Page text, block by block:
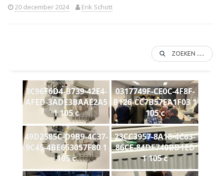
20 december 2024 Erik Schott
ZOEKEN .....
3C96F6D4-B739-42E4-
AFED-3ADE3BAAE2A5
1 105 c
0317749F-CE0C-4F8F-
B126-CC7B57EA1F03 1
105 c
49D2585C-D9B9-4C37-
9C45-4BE653057F80 1
105 c
23CC3957-8A18-4C63-
86CE-84DF740BD1ED
1 105 c